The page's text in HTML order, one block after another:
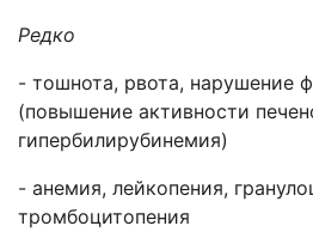
Редко
- тошнота, рвота, нарушение
(повышение активности
гипербилирубинемия)
- анемия, лейкопения,
тромбоцитопения